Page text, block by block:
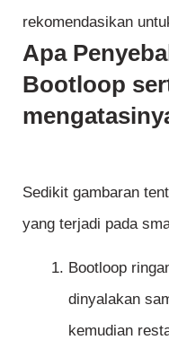
rekomendasikan
Apa
Bootloop
Sedikit gambaran
yang terjadi pada
Bootloop
dinyalakan
kemudian